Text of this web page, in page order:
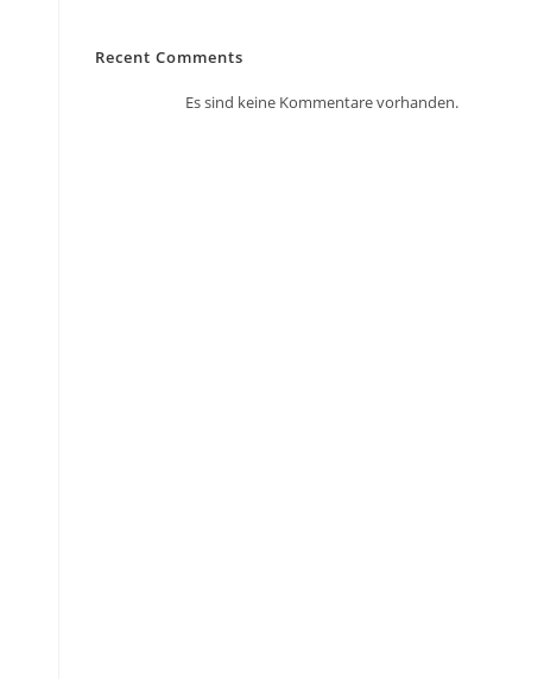
Recent Comments
Es sind keine Kommentare vorhanden.